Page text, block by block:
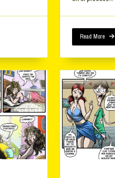
Read More